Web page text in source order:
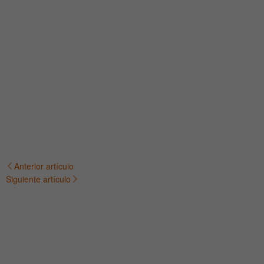
Navegación
Anterior artículo
Siguiente artículo